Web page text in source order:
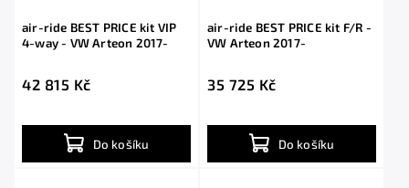
air-ride BEST PRICE kit VIP
4-way - VW Arteon 2017-
42 815 Kč
Do košíku
air-ride BEST PRICE kit F/R -
VW Arteon 2017-
35 725 Kč
Do košíku